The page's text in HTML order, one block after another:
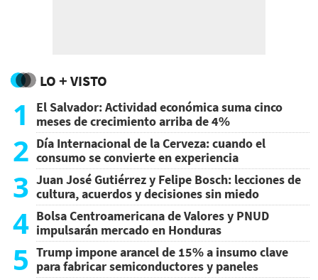
LO + VISTO
1
El Salvador: Actividad económica suma cinco
meses de crecimiento arriba de 4%
2 Día Internacional de la Cerveza: cuando el
consumo se convierte en experiencia
3 Juan José Gutiérrez y Felipe Bosch: lecciones de
cultura, acuerdos y decisiones sin miedo
4 Bolsa Centroamericana de Valores y PNUD
impulsarán mercado en Honduras
5 Trump impone arancel de 15% a insumo clave
para fabricar semiconductores y paneles